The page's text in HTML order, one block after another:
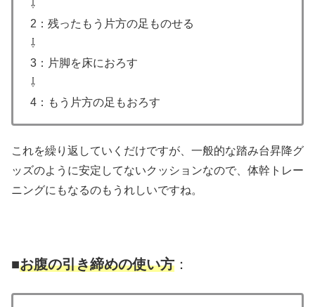
⇩
2：残ったもう片方の足ものせる
⇩
3：片脚を床におろす
⇩
4：もう片方の足もおろす
これを繰り返していくだけですが、一般的な踏み台昇降グ
ッズのように安定してないクッションなので、体幹トレー
ニングにもなるのもうれしいですね。
■お腹の引き締めの使い方 ：